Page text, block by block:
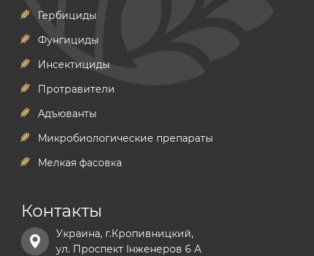
Гербициды
Фунгициды
Инсектициды
Протравители
Адъюванты
Микробиологические препараты
Мелкая фасовка
Контакты
Украина, г.Кропивницкий,
ул. Проспект Інженеров 6 А